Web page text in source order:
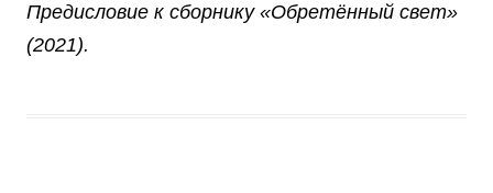
Предисловие к сборнику «Обретённый свет»
(2021).